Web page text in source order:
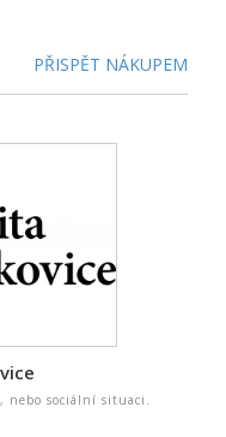
PŘISPĚT NÁKUPEM
nebo sociální situaci.